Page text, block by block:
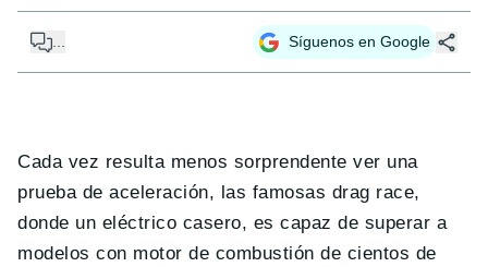
Síguenos en Google
Cada vez resulta menos sorprendente ver una
prueba de aceleración, las famosas drag race,
donde un eléctrico casero, es capaz de superar a
modelos con motor de combustión de cientos de